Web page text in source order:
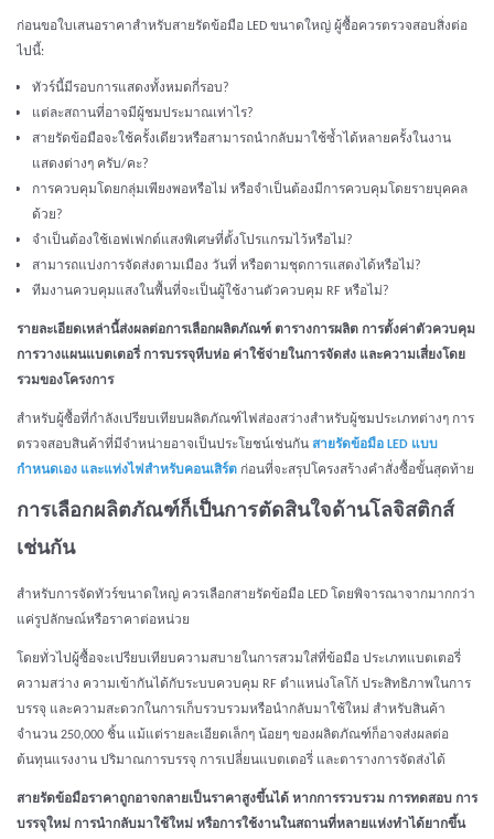
ก่อนขอใบเสนอราคาสำหรับสายรัดข้อมือ LED ขนาดใหญ่ ผู้ซื้อควรตรวจสอบสิ่งต่อ
ไปนี้:
ทัวร์นี้มีรอบการแสดงทั้งหมดกี่รอบ?
แต่ละสถานที่อาจมีผู้ชมประมาณเท่าไร?
สายรัดข้อมือจะใช้ครั้งเดียวหรือสามารถนำกลับมาใช้ซ้ำได้หลายครั้งในงาน
แสดงต่างๆ ครับ/คะ?
การควบคุมโดยกลุ่มเพียงพอหรือไม่ หรือจำเป็นต้องมีการควบคุมโดยรายบุคคล
ด้วย?
จำเป็นต้องใช้เอฟเฟกต์แสงพิเศษที่ตั้งโปรแกรมไว้หรือไม่?
สามารถแบ่งการจัดส่งตามเมือง วันที่ หรือตามชุดการแสดงได้หรือไม่?
ทีมงานควบคุมแสงในพื้นที่จะเป็นผู้ใช้งานตัวควบคุม RF หรือไม่?
รายละเอียดเหล่านี้ส่งผลต่อการเลือกผลิตภัณฑ์ ตารางการผลิต การตั้งค่าตัวควบคุม
การวางแผนแบตเตอรี่ การบรรจุหีบห่อ ค่าใช้จ่ายในการจัดส่ง และความเสี่ยงโดย
รวมของโครงการ
สำหรับผู้ซื้อที่กำลังเปรียบเทียบผลิตภัณฑ์ไฟส่องสว่างสำหรับผู้ชมประเภทต่างๆ การ
ตรวจสอบสินค้าที่มีจำหน่ายอาจเป็นประโยชน์เช่นกัน สายรัดข้อมือ LED แบบ
กำหนดเอง และแท่งไฟสำหรับคอนเสิร์ต ก่อนที่จะสรุปโครงสร้างคำสั่งซื้อขั้นสุดท้าย
การเลือกผลิตภัณฑ์ก็เป็นการตัดสินใจด้านโลจิสติกส์
เช่นกัน
สำหรับการจัดทัวร์ขนาดใหญ่ ควรเลือกสายรัดข้อมือ LED โดยพิจารณาจากมากกว่า
แค่รูปลักษณ์หรือราคาต่อหน่วย
โดยทั่วไปผู้ซื้อจะเปรียบเทียบความสบายในการสวมใส่ที่ข้อมือ ประเภทแบตเตอรี่
ความสว่าง ความเข้ากันได้กับระบบควบคุม RF ตำแหน่งโลโก้ ประสิทธิภาพในการ
บรรจุ และความสะดวกในการเก็บรวบรวมหรือนำกลับมาใช้ใหม่ สำหรับสินค้า
จำนวน 250,000 ชิ้น แม้แต่รายละเอียดเล็กๆ น้อยๆ ของผลิตภัณฑ์ก็อาจส่งผลต่อ
ต้นทุนแรงงาน ปริมาณการบรรจุ การเปลี่ยนแบตเตอรี่ และตารางการจัดส่งได้
สายรัดข้อมือราคาถูกอาจกลายเป็นราคาสูงขึ้นได้ หากการรวบรวม การทดสอบ การ
บรรจุใหม่ การนำกลับมาใช้ใหม่ หรือการใช้งานในสถานที่หลายแห่งทำได้ยากขึ้น